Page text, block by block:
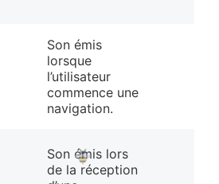
Son émis
lorsque
l’utilisateur
commence une
navigation.
Son émis lors
de la réception